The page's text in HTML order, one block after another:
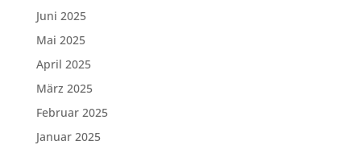
Juni 2025
Mai 2025
April 2025
März 2025
Februar 2025
Januar 2025